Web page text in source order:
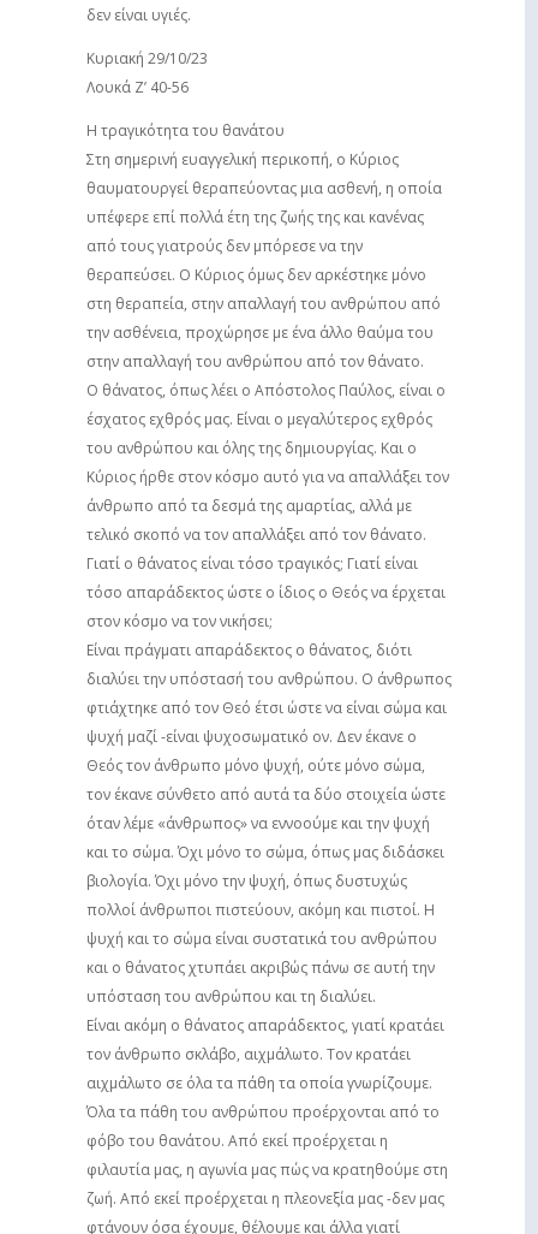
δεν είναι υγιές.
Κυριακή 29/10/23
Λουκά Ζ’ 40-56
Η τραγικότητα του θανάτου
Στη σημερινή ευαγγελική περικοπή, ο Κύριος
θαυματουργεί θεραπεύοντας μια ασθενή, η οποία
υπέφερε επί πολλά έτη της ζωής της και κανένας
από τους γιατρούς δεν μπόρεσε να την
θεραπεύσει. Ο Κύριος όμως δεν αρκέστηκε μόνο
στη θεραπεία, στην απαλλαγή του ανθρώπου από
την ασθένεια, προχώρησε με ένα άλλο θαύμα του
στην απαλλαγή του ανθρώπου από τον θάνατο.
Ο θάνατος, όπως λέει ο Απόστολος Παύλος, είναι ο
έσχατος εχθρός μας. Είναι ο μεγαλύτερος εχθρός
του ανθρώπου και όλης της δημιουργίας. Και ο
Κύριος ήρθε στον κόσμο αυτό για να απαλλάξει τον
άνθρωπο από τα δεσμά της αμαρτίας, αλλά με
τελικό σκοπό να τον απαλλάξει από τον θάνατο.
Γιατί ο θάνατος είναι τόσο τραγικός; Γιατί είναι
τόσο απαράδεκτος ώστε ο ίδιος ο Θεός να έρχεται
στον κόσμο να τον νικήσει;
Είναι πράγματι απαράδεκτος ο θάνατος, διότι
διαλύει την υπόστασή του ανθρώπου. Ο άνθρωπος
φτιάχτηκε από τον Θεό έτσι ώστε να είναι σώμα και
ψυχή μαζί -είναι ψυχοσωματικό ον. Δεν έκανε ο
Θεός τον άνθρωπο μόνο ψυχή, ούτε μόνο σώμα,
τον έκανε σύνθετο από αυτά τα δύο στοιχεία ώστε
όταν λέμε «άνθρωπος» να εννοούμε και την ψυχή
και το σώμα. Όχι μόνο το σώμα, όπως μας διδάσκει
βιολογία. Όχι μόνο την ψυχή, όπως δυστυχώς
πολλοί άνθρωποι πιστεύουν, ακόμη και πιστοί. Η
ψυχή και το σώμα είναι συστατικά του ανθρώπου
και ο θάνατος χτυπάει ακριβώς πάνω σε αυτή την
υπόσταση του ανθρώπου και τη διαλύει.
Είναι ακόμη ο θάνατος απαράδεκτος, γιατί κρατάει
τον άνθρωπο σκλάβο, αιχμάλωτο. Τον κρατάει
αιχμάλωτο σε όλα τα πάθη τα οποία γνωρίζουμε.
Όλα τα πάθη του ανθρώπου προέρχονται από το
φόβο του θανάτου. Από εκεί προέρχεται η
φιλαυτία μας, η αγωνία μας πώς να κρατηθούμε στη
ζωή. Από εκεί προέρχεται η πλεονεξία μας -δεν μας
φτάνουν όσα έχουμε, θέλουμε και άλλα γιατί